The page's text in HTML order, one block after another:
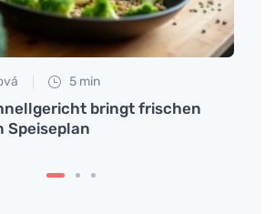
5 min
bringt frischen
Speiseplan